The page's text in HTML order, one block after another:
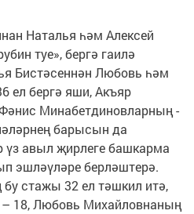
Наталья һәм Алексей
туе», бергә гаилә
Бистәсеннән Любовь һәм
ел бергә яши, Акъяр
Минабетдиновларның -
барысын да
авыл җирлеге башкарма
эшләүләре берләштерә.
стажы 32 ел тәшкил итә,
18, Любовь Михайловнаның